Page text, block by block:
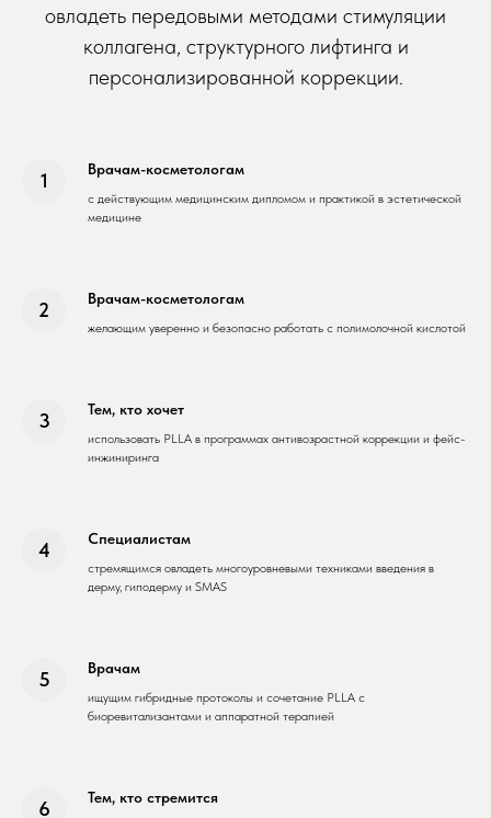
овладеть передовыми методами стимуляции
коллагена, структурного лифтинга и
персонализированной коррекции.
Врачам-косметологам
с действующим медицинским дипломом и практикой в эстетической
медицине
Врачам-косметологам
желающим уверенно и безопасно работать с полимолочной кислотой
Тем, кто хочет
использовать PLLA в программах антивозрастной коррекции и фейс-
инжиниринга
Специалистам
стремящимся овладеть многоуровневыми техниками введения в
дерму, гиподерму и SMAS
Врачам
ищущим гибридные протоколы и сочетание PLLA с
биоревитализантами и аппаратной терапией
Тем, кто стремится